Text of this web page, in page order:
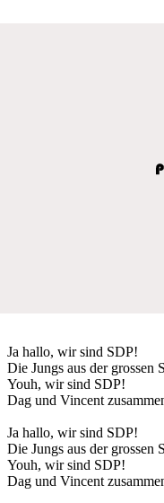
Ja hallo, wir sind SDP!
Die Jungs aus der grossen
Youh, wir sind SDP!
Dag und Vincent
Ja hallo, wir sind SDP!
Die Jungs aus der grossen
Youh, wir sind SDP!
Dag und Vincent